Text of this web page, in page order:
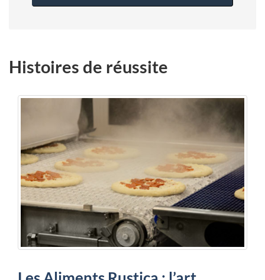
Histoires de réussite